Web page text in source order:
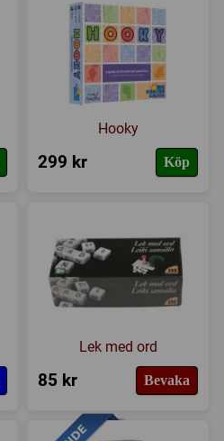
Hooky
299 kr Köp
Lek med ord
85 kr Bevaka